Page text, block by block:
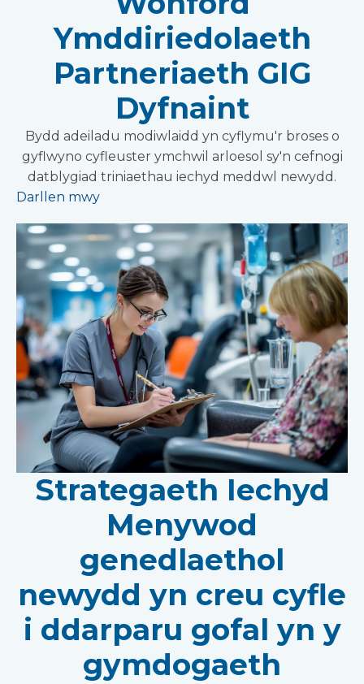
Ymddiriedolaeth
Partneriaeth GIG
Dyfnaint
Bydd adeiladu modiwlaidd yn cyflymu'r broses o
gyflwyno cyfleuster ymchwil arloesol sy'n cefnogi
datblygiad triniaethau iechyd meddwl newydd.
Darllen mwy
Strategaeth Iechyd
Menywod
genedlaethol
newydd yn creu cyfle
i ddarparu gofal yn y
gymdogaeth